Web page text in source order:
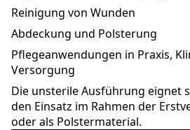
Reinigung von Wunden
Abdeckung und Polsterung
Pflegeanwendungen in Praxis,
Versorgung
Die unsterile Ausführung eignet
den Einsatz im Rahmen der
oder als Polstermaterial.